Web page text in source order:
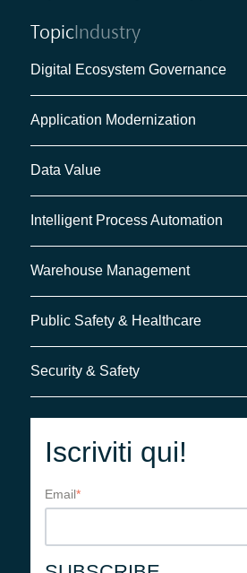
TopicIndustry
Digital Ecosystem Governance
Application Modernization
Data Value
Intelligent Process Automation
Warehouse Management
Public Safety & Healthcare
Security & Safety
Iscriviti qui!
Email*